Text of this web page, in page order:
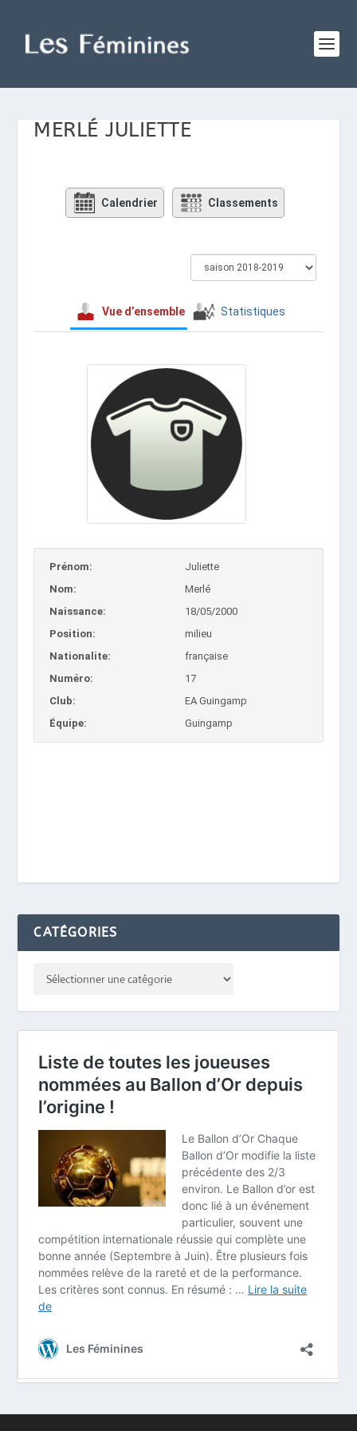
MERLÉ JULIETTE
Calendrier Classements
Vue d’ensemble Statistiques
Prénom:
Juliette
Nom:
Merlé
Naissance:
18/05/2000
Position:
milieu
Nationalite:
française
Numéro:
17
Club:
EA Guingamp
Équipe:
Guingamp
CATÉGORIES